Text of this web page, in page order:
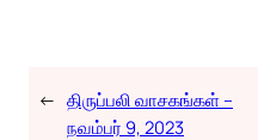
← திருப்பலி வாசகங்கள் –
நவம்பர் 9, 2023